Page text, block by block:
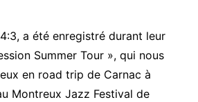
a été enregistré durant leur
Summer Tour », qui nous
en road trip de Carnac à
Montreux Jazz Festival de